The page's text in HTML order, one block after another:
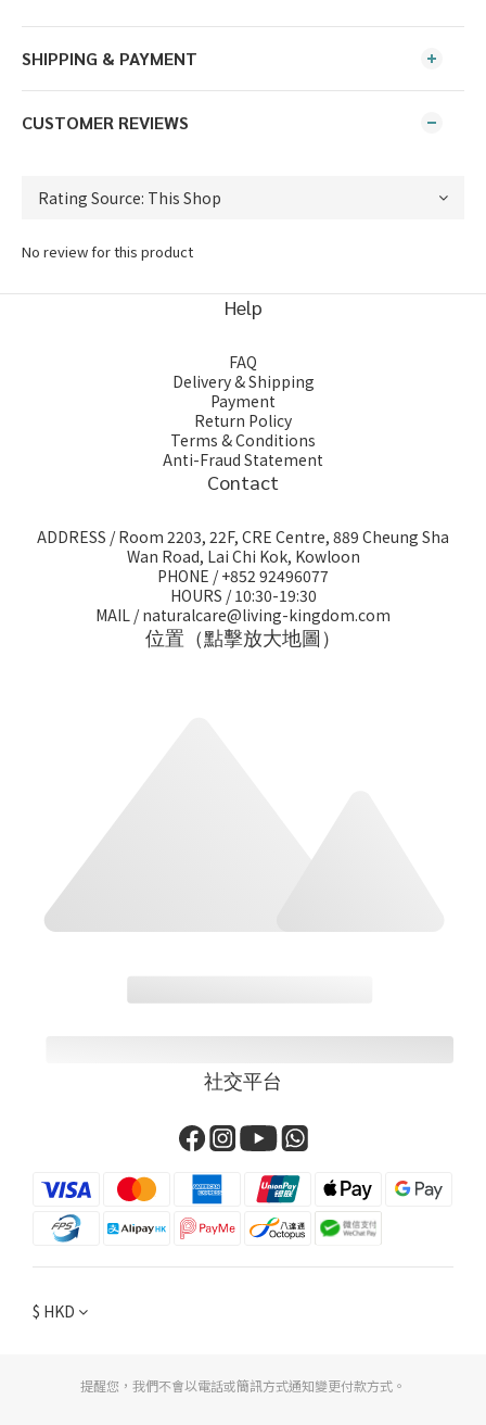
SHIPPING & PAYMENT
CUSTOMER REVIEWS
No review for this product
Help
FAQ
Delivery & Shipping
Payment
Return Policy
Terms & Conditions
Anti-Fraud Statement
Contact
ADDRESS / Room 2203, 22F, CRE Centre, 889 Cheung Sha
Wan Road, Lai Chi Kok, Kowloon
PHONE / +852 92496077
HOURS / 10:30-19:30
MAIL / naturalcare@living-kingdom.com
位置（點擊放大地圖）
社交平台
$ HKD
提醒您，我們不會以電話或簡訊方式通知變更付款方式。